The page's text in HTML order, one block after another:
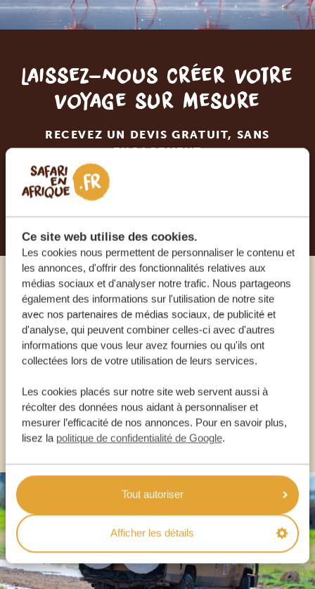
Ce site web utilise des cookies.
Les cookies nous permettent de personnaliser le contenu et
les annonces, d'offrir des fonctionnalités relatives aux
médias sociaux et d'analyser notre trafic. Nous partageons
également des informations sur l'utilisation de notre site
avec nos partenaires de médias sociaux, de publicité et
d'analyse, qui peuvent combiner celles-ci avec d'autres
informations que vous leur avez fournies ou qu'ils ont
collectées lors de votre utilisation de leurs services.
Les cookies placés sur notre site web servent aussi à
récolter des données nous aidant à personnaliser et
mesurer l’efficacité de nos annonces. Pour en savoir plus,
lisez la politique de confidentialité de Google.
Tout autoriser
Afficher les détails
Laissez-nous créer votre
voyage sur mesure
RECEVEZ UN DEVIS GRATUIT, SANS
ENGAGEMENT
PLANIFIEZ VOTRE AVENTURE
Appelez un expert
NOS SPÉCIALISTES SONT LÀ POUR VOUS
FR:+33 2 57 88 00 88
AUTRES PAYS